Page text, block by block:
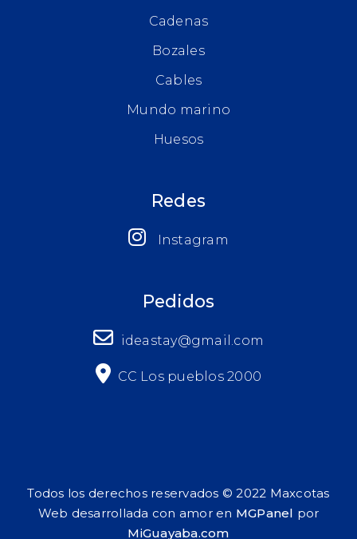
Cadenas
Bozales
Cables
Mundo marino
Huesos
Redes
Instagram
Pedidos
ideastay@gmail.com
CC Los pueblos 2000
Todos los derechos reservados © 2022 Maxcotas
Web desarrollada con amor en MGPanel por
MiGuayaba.com